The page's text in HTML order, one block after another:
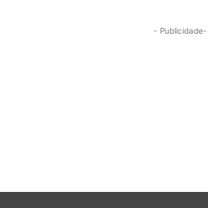
- Publicidade-